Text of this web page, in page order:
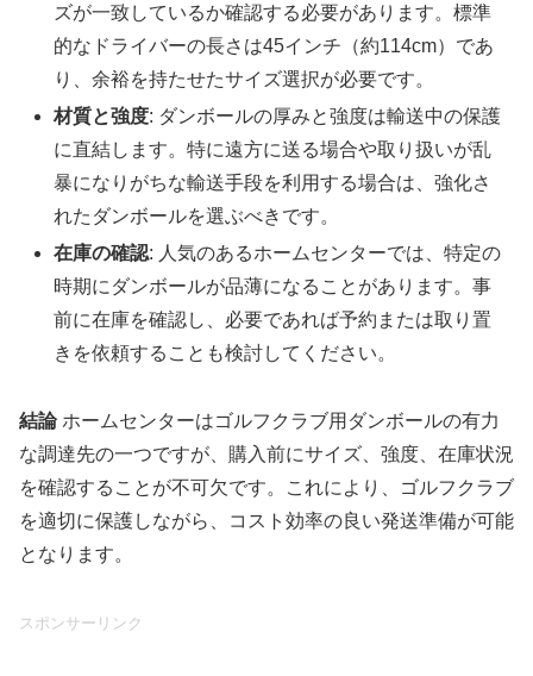
ズが一致しているか確認する必要があります。標準
的なドライバーの長さは45インチ（約114cm）であ
り、余裕を持たせたサイズ選択が必要です。
材質と強度: ダンボールの厚みと強度は輸送中の保護
に直結します。特に遠方に送る場合や取り扱いが乱
暴になりがちな輸送手段を利用する場合は、強化さ
れたダンボールを選ぶべきです。
在庫の確認: 人気のあるホームセンターでは、特定の
時期にダンボールが品薄になることがあります。事
前に在庫を確認し、必要であれば予約または取り置
きを依頼することも検討してください。
結論ホームセンターはゴルフクラブ用ダンボールの有力
な調達先の一つですが、購入前にサイズ、強度、在庫状況
を確認することが不可欠です。これにより、ゴルフクラブ
を適切に保護しながら、コスト効率の良い発送準備が可能
となります。
スポンサーリンク